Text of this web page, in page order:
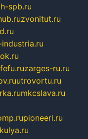
spb.ru
zvonitut.ru
industria.ru
zarges-ru.ru
utrovortu.ru
mkcslava.ru
pioneeri.ru